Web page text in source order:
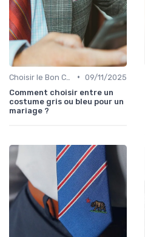
• 09/11/2025
Comment choisir entre un
costume gris ou bleu pour un
mariage ?